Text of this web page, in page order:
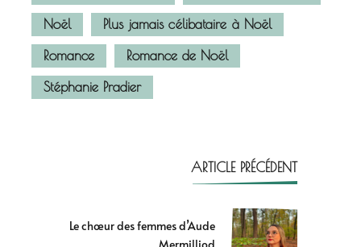
Noël
Plus jamais célibataire à Noël
Romance
Romance de Noël
Stéphanie Pradier
ARTICLE PRÉCÉDENT
Le chœur des femmes d’Aude
Mermilliod